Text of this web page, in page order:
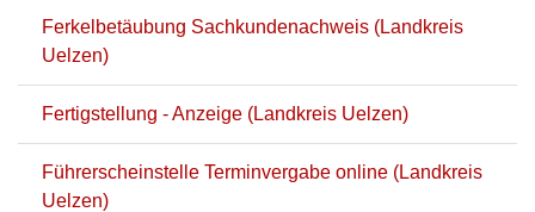
Ferkelbetäubung Sachkundenachweis (Landkreis
Uelzen)
Fertigstellung - Anzeige (Landkreis Uelzen)
Führerscheinstelle Terminvergabe online (Landkreis
Uelzen)